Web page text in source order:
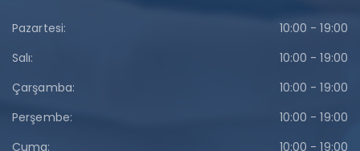
Pazartesi:
10:00 - 19:00
Salı:
10:00 - 19:00
Çarşamba:
10:00 - 19:00
Perşembe:
10:00 - 19:00
Cuma:
10:00 - 19:00